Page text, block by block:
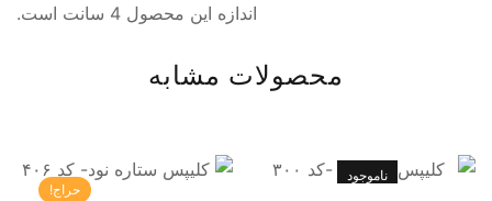
اندازه این محصول 4 سانت است.
محصولات مشابه
ناموجود
حراج!